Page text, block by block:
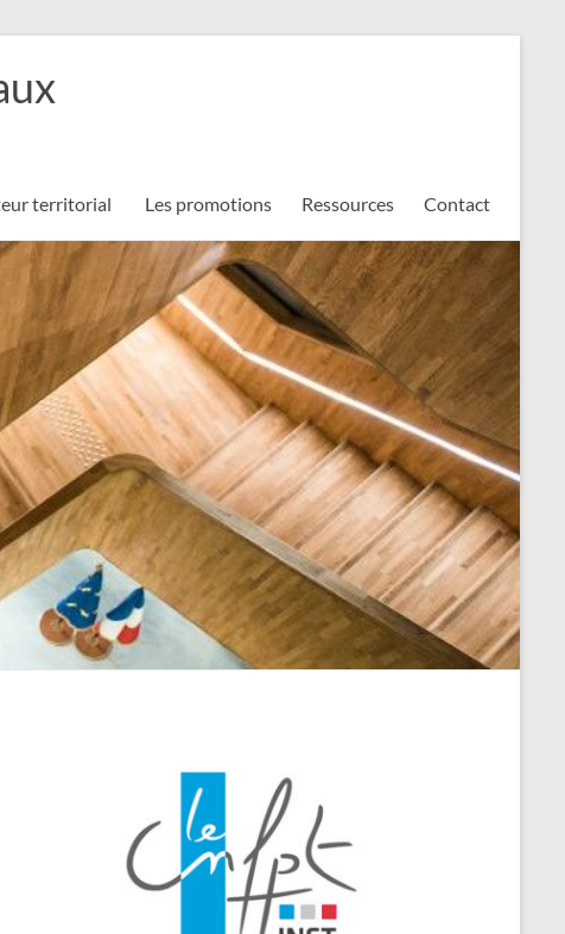
territorial Les promotions Ressources Contact